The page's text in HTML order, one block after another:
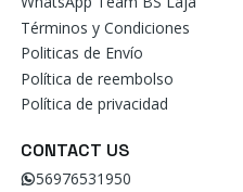
Términos y Condiciones
Politicas de Envío
Política de reembolso
Política de privacidad
CONTACT US
56976531950